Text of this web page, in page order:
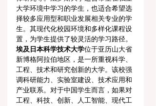
大学环境中学习的学生，也适合希望选
择较多应用型和职业发展相关专业的学
生。其现代化校园环境和多样化课程设
置，为学生提供了较灵活的学习路径。
埃及日本科学技术大学位于亚历山大省
新博格阿拉伯地区，是一所重视科学、
工程、技术和研究创新的大学。该校强
调科研能力、实验室建设、技术应用和
产业联系。对于中国学生而言，如果对
工程、科技、创新、人工智能、现代工